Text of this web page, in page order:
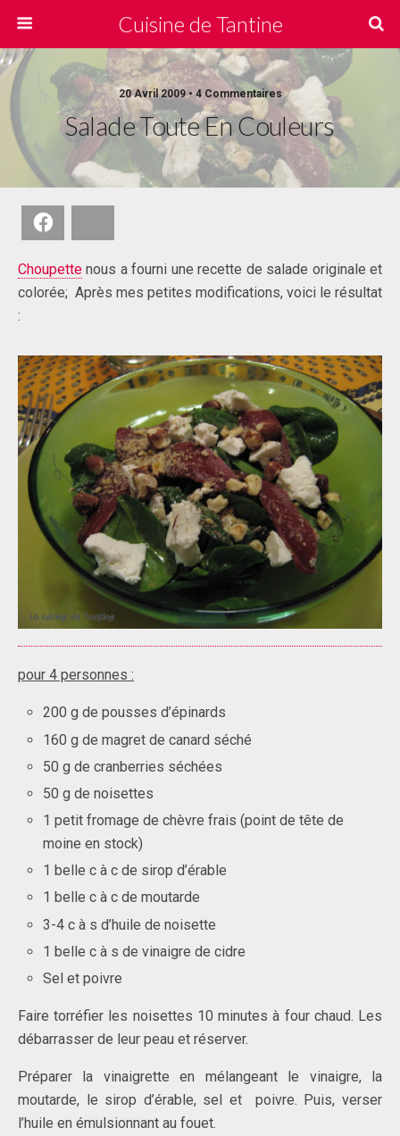
Cuisine de Tantine
20 Avril 2009 • 4 Commentaires
Salade Toute En Couleurs
Choupette nous a fourni une recette de salade originale et
colorée; Après mes petites modifications, voici le résultat
:
pour 4 personnes :
200 g de pousses d’épinards
160 g de magret de canard séché
50 g de cranberries séchées
50 g de noisettes
1 petit fromage de chèvre frais (point de tête de
moine en stock)
1 belle c à c de sirop d’érable
1 belle c à c de moutarde
3-4 c à s d’huile de noisette
1 belle c à s de vinaigre de cidre
Sel et poivre
Faire torréfier les noisettes 10 minutes à four chaud. Les
débarrasser de leur peau et réserver.
Préparer la vinaigrette en mélangeant le vinaigre, la
moutarde, le sirop d’érable, sel et poivre. Puis, verser
l’huile en émulsionnant au fouet.